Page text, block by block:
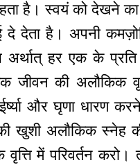
है। स्वयं को देखने
देता है। अपनी
अर्थात् हर एक के
जीवन की अलौकिक
और घृणा धारण
खुशी अलौकिक स्नेह
में परिवर्तन करो।